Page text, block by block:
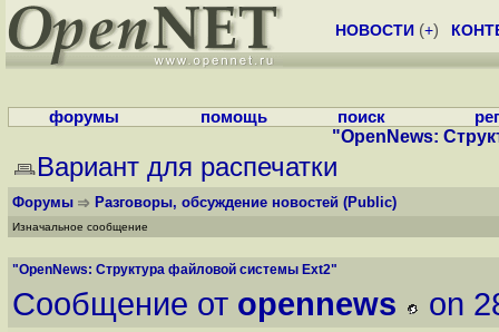
НОВОСТИ (+)
форумы помощь поиск
"OpenNews:
Вариант для распечатки
Форумы Разговоры, обсуждение новостей (Public)
Изначальное сообщение
"OpenNews: Структура файловой системы Ext2"
Сообщение от opennews on